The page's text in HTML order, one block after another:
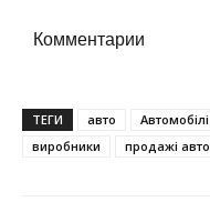
Комментарии
ТЕГИ авто Автомобілі
виробники
продажі авто